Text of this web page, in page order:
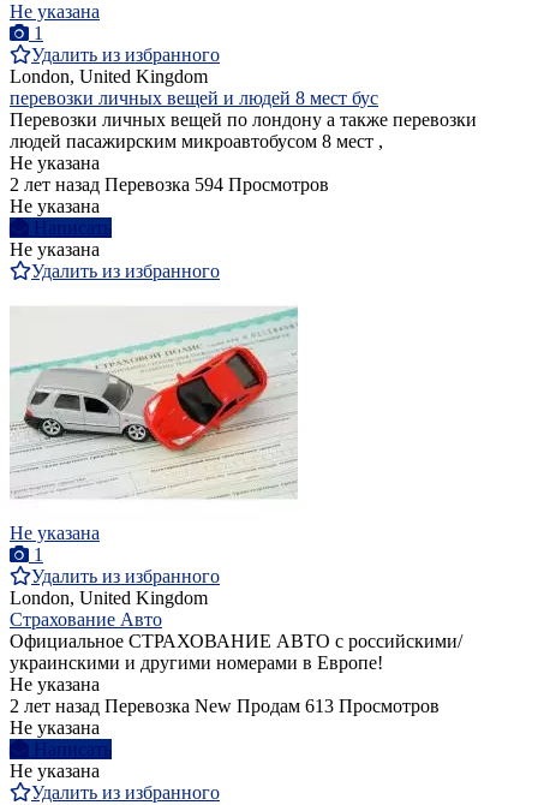
Не указана
1
Удалить из избранного
London, United Kingdom
перевозки личных вещей и людей 8 мест бус
Перевозки личных вещей по лондону а также перевозки
людей пасажирским микроавтобусом 8 мест ,
Не указана
2 лет назад Перевозка 594 Просмотров
Не указана
Написать
Не указана
Удалить из избранного
Не указана
1
Удалить из избранного
London, United Kingdom
Страхование Авто
Официальное СТРАХОВАНИЕ АВТО с российскими/
украинскими и другими номерами в Европе!
Не указана
2 лет назад Перевозка New Продам 613 Просмотров
Не указана
Написать
Не указана
Удалить из избранного